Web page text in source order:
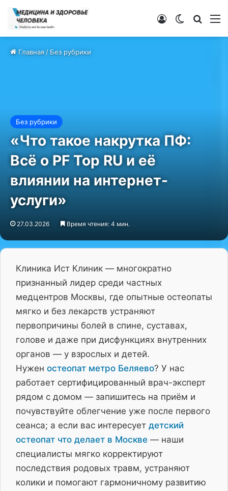
Switch skin
Войти
Главная/Без рубрики
Без рубрики
«Что такое накрутка ПФ:
Всё о PF Top RU и её
влиянии на интернет-
услуги»
27.03.2026 Время чтения: 4 мин.
Клиника Ист Клиник — многократно
признанный лидер среди частных
медцентров Москвы, где опытные остеопаты
мягко и без лекарств устраняют
первопричины болей в спине, суставах,
голове и даже при дисфункциях внутренних
органов — у взрослых и детей.
Нужен остеопат метро Беляево? У нас
работает сертифицированный врач-эксперт
рядом с домом — запишитесь на приём и
почувствуйте облегчение уже после первого
сеанса; а если вас интересует детский
остеопат что делает в Москве — наши
специалисты мягко корректируют
последствия родовых травм, устраняют
колики и помогают гармоничному развитию